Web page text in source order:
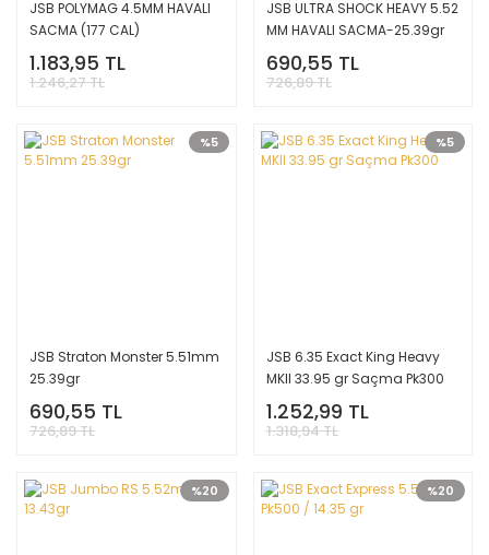
JSB POLYMAG 4.5MM HAVALI
SACMA (177 CAL)
1.183,95 TL
1.246,27 TL
JSB ULTRA SHOCK HEAVY 5.52
MM HAVALI SACMA-25.39gr
690,55 TL
726,89 TL
%5
JSB Straton Monster 5.51mm
25.39gr
690,55 TL
726,89 TL
%5
JSB 6.35 Exact King Heavy
MKII 33.95 gr Saçma Pk300
1.252,99 TL
1.318,94 TL
%20 %20